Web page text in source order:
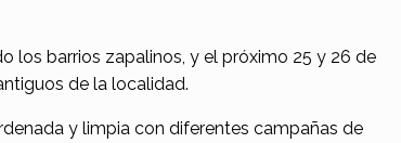
los barrios zapalinos, y el próximo 25 y 26 de
de la localidad.
y limpia con diferentes campañas de